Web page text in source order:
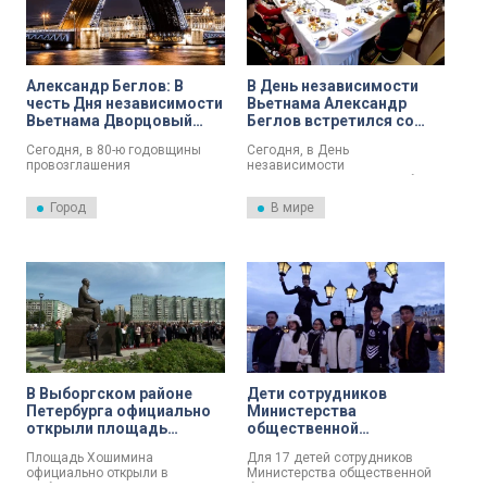
Александр Беглов: В
честь Дня независимости
Вьетнама Дворцовый
красный и жёлтый цвета
Сегодня, в 80-ю годовщины
провозглашения
поручению губернатора
Александра Беглова на
вьетнамского национального
флага. Об этом сообщили в
пресс-службе Смольного.
Город
В День независимости
Вьетнама Александр
Беглов встретился со
страны, приехавшими в
Петербург по линии
Сегодня, в День
независимости
Социалистической Республики
Вьетнам, губернатор
Александр Беглов встретился
провинции Дьенбьен. Это
первая группа детей из
Вьетнама, прибывшая в
Петербург в рамках проекта
«Международные
молодёжные смены».
В мире
В Выборгском районе
Петербурга официально
открыли площадь
Площадь Хошимина
официально открыли в
Дети сотрудников
Министерства
общественной
посетили Петербург
Для 17 детей сотрудников
Министерства общественной